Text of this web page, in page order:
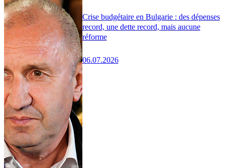
Crise budgétaire en Bulgarie : des dépenses
record, une dette record, mais aucune
réforme
06.07.2026